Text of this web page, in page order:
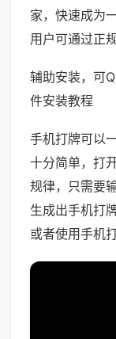
家，快速成为
用户可通过正
辅助安装，可
件安装教程
手机打牌可以
十分简单，打
规律，只需要
生成出手机打
或者使用手机